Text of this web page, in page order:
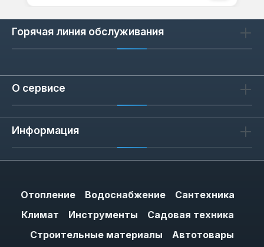
Горячая линия обслуживания
О сервисе
Информация
Отопление Водоснабжение
Сантехника
Климат
Инструменты
Садовая техника
Строительные материалы
Автотовары